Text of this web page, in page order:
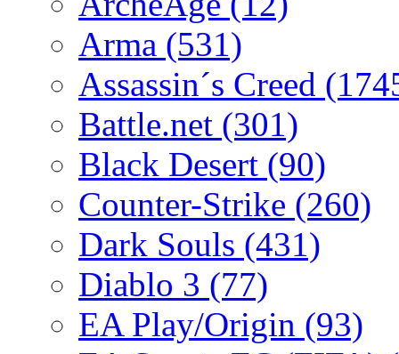
Arma (531)
Assassin´s Creed
Battle.net (301)
Black Desert (90)
Counter-Strike (260)
Dark Souls (431)
Diablo 3 (77)
EA Play/Origin (93)